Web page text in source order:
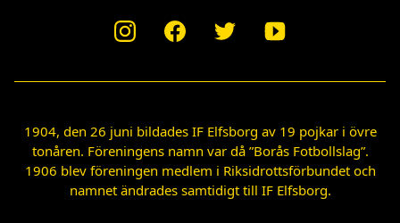
1904, den 26 juni bildades IF Elfsborg av 19 pojkar i övre
tonåren. Föreningens namn var då ”Borås Fotbollslag”.
1906 blev föreningen medlem i Riksidrottsförbundet och
namnet ändrades samtidigt till IF Elfsborg.